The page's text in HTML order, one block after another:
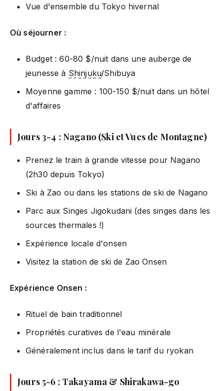
Vue d'ensemble du Tokyo hivernal
Où séjourner :
Budget : 60-80 $/nuit dans une auberge de
jeunesse à Shinjuku/Shibuya
Moyenne gamme : 100-150 $/nuit dans un hôtel
d'affaires
Jours 3-4 : Nagano (Ski et Vues de Montagne)
Prenez le train à grande vitesse pour Nagano
(2h30 depuis Tokyo)
Ski à Zao ou dans les stations de ski de Nagano
Parc aux Singes Jigokudani (des singes dans les
sources thermales !)
Expérience locale d'onsen
Visitez la station de ski de Zao Onsen
Expérience Onsen :
Rituel de bain traditionnel
Propriétés curatives de l'eau minérale
Généralement inclus dans le tarif du ryokan
Jours 5-6 : Takayama & Shirakawa-go